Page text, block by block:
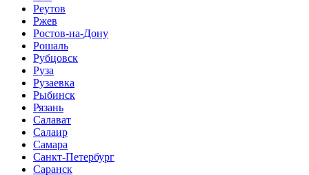
Реутов
Ржев
Ростов-на-Дону
Рошаль
Рубцовск
Руза
Рузаевка
Рыбинск
Рязань
Салават
Салаир
Самара
Санкт-Петербург
Саранск